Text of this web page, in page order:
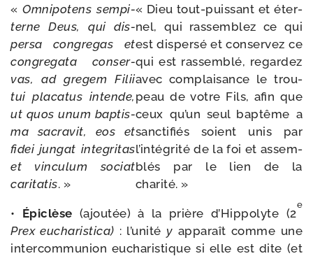
«Omnipotens sem­pi­
terne
Deus, qui
dis­
per­sa
congre­gas
et
congre­ga­ta conser­
vas,
ad gre­gem Filii
tui pla­ca­tus intende,
ut quos unum bap­tis­
ma sacra­vit,
eos
et
fidei jun­gat inte­gri­tas
et
vin­cu­lum
sociat
cari­ta­tis. »
« Dieu tout-​puissant et éter­
nel, qui ras­sem­blez ce qui
est dis­per­sé et conser­vez ce
qui est ras­sem­blé, regar­dez
avec com­plai­sance le trou­
peau de votre Fils, afin que
ceux qu’un seul bap­tême a
sanc­ti­fiés soient unis par
l’intégrité de la foi et assem­
blés par le lien de la
charité. »
• Épiclèse (ajou­tée) à la prière d’Hippolyte (2
e
Prex eucha­ris­ti­ca) : l’unité y appa­raît comme une
inter­com­mu­nion eucha­ris­tique si elle est dite (et